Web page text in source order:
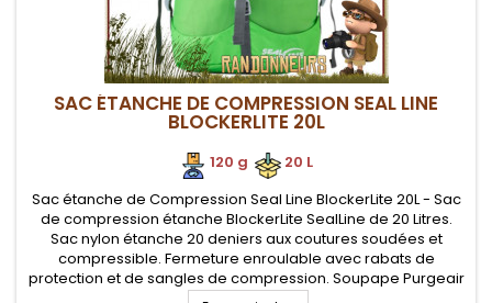
SAC ÉTANCHE DE COMPRESSION SEAL LINE
BLOCKERLITE 20L
120 g . 20 L
Sac étanche de Compression Seal Line BlockerLite 20L - Sac
de compression étanche BlockerLite SealLine de 20 Litres.
Sac nylon étanche 20 deniers aux coutures soudées et
compressible. Fermeture enroulable avec rabats de
protection et de sangles de compression. Soupape Purgeair
pour évacuation directe de l'air